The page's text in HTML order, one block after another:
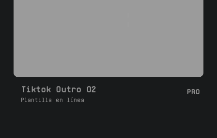
Tiktok Outro 02
Plantilla en línea
PRO